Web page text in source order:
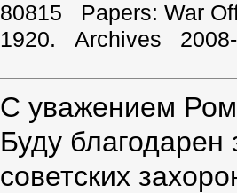
80815 Papers: War
1920. Archives 2008-
С уважением
Буду
советских